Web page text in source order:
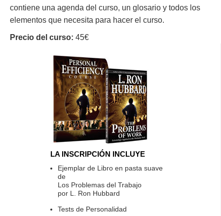
contiene una agenda del curso, un glosario y todos los
elementos que necesita para hacer el curso.
Precio del curso: 45€
LA INSCRIPCIÓN INCLUYE
Ejemplar de Libro en pasta suave
de
Los Problemas del Trabajo
por L. Ron Hubbard
Tests de Personalidad